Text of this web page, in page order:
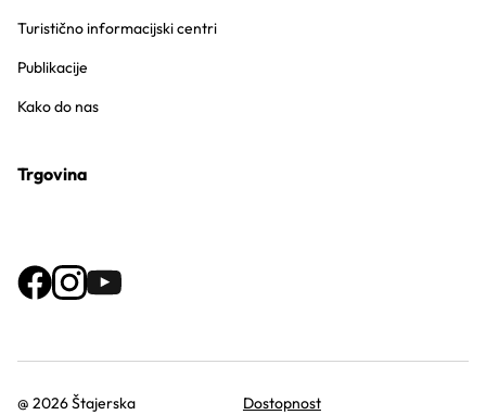
Turistično informacijski centri
Publikacije
Kako do nas
Trgovina
@ 2026 Štajerska Dostopnost